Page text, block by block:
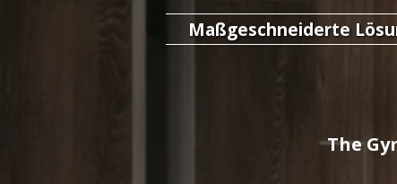
Maßgeschneiderte
The